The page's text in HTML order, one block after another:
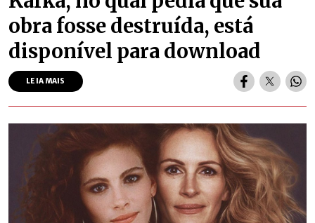
obra fosse destruída, está
disponível para download
LEIA MAIS